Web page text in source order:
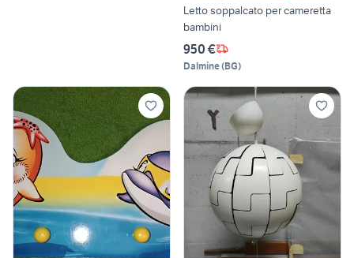
Letto soppalcato per cameretta
bambini
950 €
Dalmine(BG)